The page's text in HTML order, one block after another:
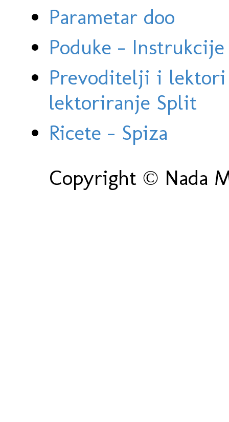
Parametar doo
Poduke -
Prevoditelji i
lektoriranje Split
Ricete - Spiza
Copyright © Nada